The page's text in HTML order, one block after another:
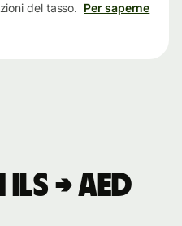
del tasso. Per saperne
→ AED